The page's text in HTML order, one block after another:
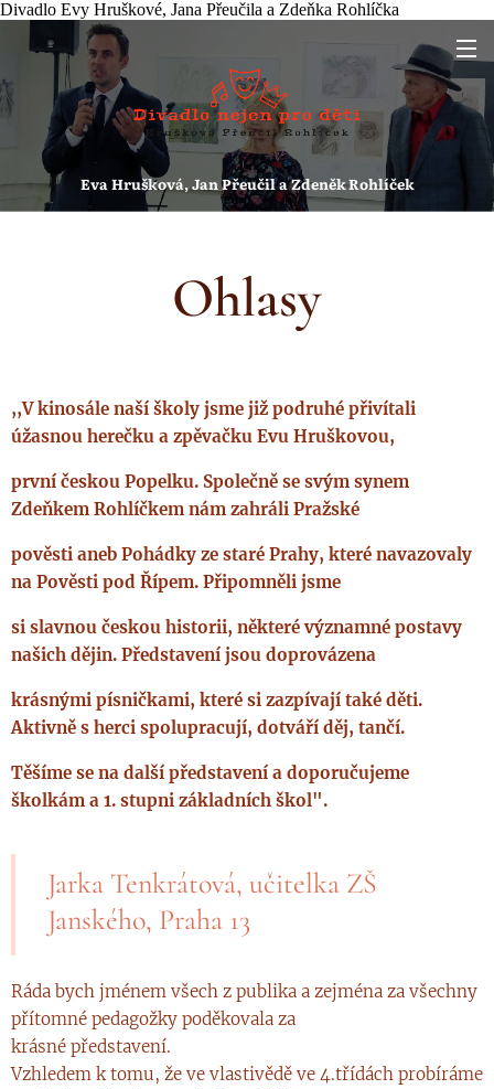
Divadlo Evy Hruškové, Jana Přeučila a Zdeňka Rohlíčka
Eva Hrušková, Jan Přeučil a ZdeněkRohlíček
Ohlasy
,,V kinosále naší školy jsme již podruhé přivítali
úžasnou herečku a zpěvačku Evu Hruškovou,
první českou Popelku. Společně se svým synem
Zdeňkem Rohlíčkem nám zahráli Pražské
pověsti aneb Pohádky ze staré Prahy, které navazovaly
na Pověsti pod Řípem. Připomněli jsme
si slavnou českou historii, některé významné postavy
našich dějin. Představení jsou doprovázena
krásnými písničkami, které si zazpívají také děti.
Aktivně s herci spolupracují, dotváří děj, tančí.
Těšíme se na další představení a doporučujeme
školkám a 1. stupni základních škol".
Jarka Tenkrátová, učitelka ZŠ
Janského, Praha 13
Ráda bych jménem všech z publika a zejména za všechny
přítomné pedagožky poděkovala za
krásné představení.
Vzhledem k tomu, že ve vlastivědě ve 4.třídách probíráme